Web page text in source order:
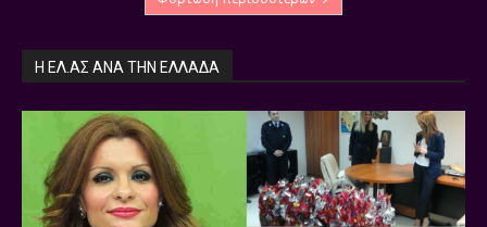
Η ΕΛ.ΑΣ ΑΝΆ ΤΗΝ ΕΛΛΆΔΑ